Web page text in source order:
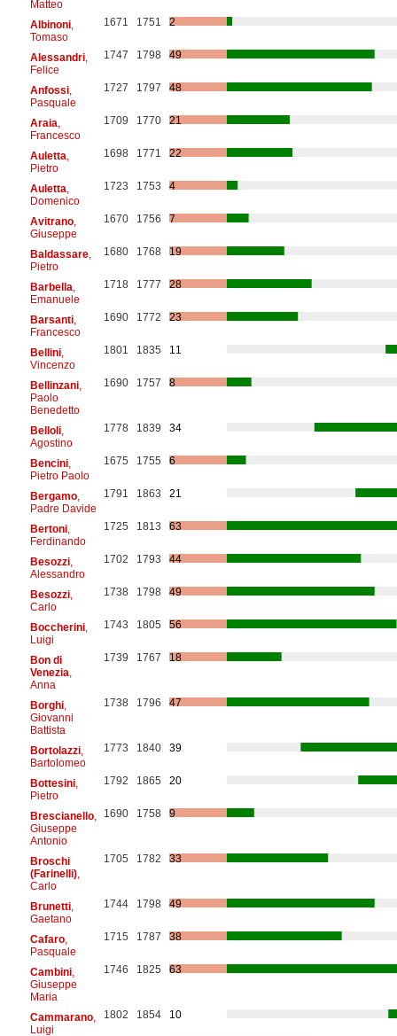
Matteo
Albinoni,
Tomaso
1671 1751 2
Alessandri,
Felice
1747 1798 49
Anfossi,
Pasquale
1727 1797 48
Araia
Francesco
1709 1770 21
Auletta
Pietro
1698 1771 22
Auletta
Domenico
1723 1753 4
Avitrano,
Giuseppe
1670 1756 7
Baldassare,
Pietro
1680 1768 19
Barbella
Emanuele
1718 1777 28
Barsanti,
Francesco
1690 1772 23
Bellini,
Vincenzo
1801 1835 11
Bellinzani,
Paolo
Benedetto
1690 1757 8
Belloli,
Agostino
1778 1839 34
Bencini,
Pietro Paolo
1675 1755 6
Bergamo,
Padre Davide
1791 1863 21
Bertoni,
Ferdinando
1725 1813 63
Besozzi,
Alessandro
1702 1793 44
Besozzi,
Carlo
1738 1798 49
Boccherini,
Luigi
1743 1805 56
Bon di
Venezia
Anna
1739 1767 18
Borghi,
Giovanni
Battista
1738 1796 47
Bortolazzi,
Bartolomeo
1773 1840 39
Bottesini,
Pietro
1792 1865 20
Brescianello,
Giuseppe
Antonio
1690 1758 9
Broschi
(Farinelli),
Carlo
1705 1782 33
Brunetti,
Gaetano
1744 1798 49
Cafaro,
Pasquale
1715 1787 38
Cambini,
Giuseppe
Maria
1746 1825 63
Cammarano,
Luigi
1802 1854 10